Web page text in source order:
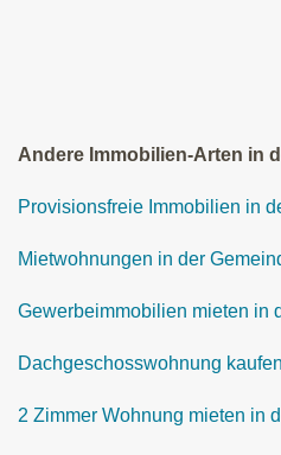
Andere Immobilien-Arten in
Provisionsfreie Immobilien in
Mietwohnungen in der
Gewerbeimmobilien mieten in
Dachgeschosswohnung
2 Zimmer Wohnung mieten in